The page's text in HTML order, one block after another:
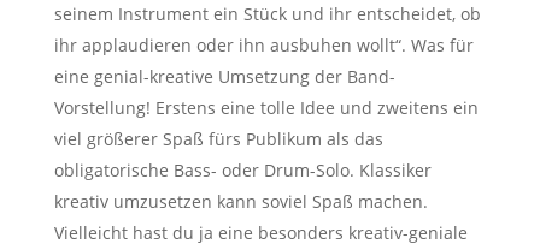
seinem Instrument ein Stück und ihr entscheidet, ob
ihr applaudieren oder ihn ausbuhen wollt“. Was für
eine genial-kreative Umsetzung der Band-
Vorstellung! Erstens eine tolle Idee und zweitens ein
viel größerer Spaß fürs Publikum als das
obligatorische Bass- oder Drum-Solo. Klassiker
kreativ umzusetzen kann soviel Spaß machen.
Vielleicht hast du ja eine besonders kreativ-geniale